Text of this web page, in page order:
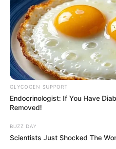
GLYCOGEN SUPPORT
Endocrinologist: If You Have
Removed!
BUZZ DAY
Scientists Just Shocked The